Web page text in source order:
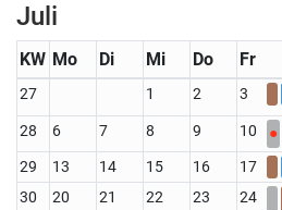
Juli
KW Mo Di Mi Do Fr
27 1 2 3
28 6 7 8 9 10 ●
29 13 14 15 16 17
30
20 21 22 23 24